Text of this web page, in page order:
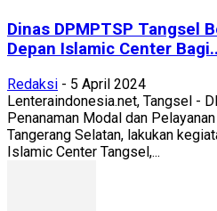
Dinas DPMPTSP Tangsel
Depan Islamic Center
Redaksi - 5 April 2024
Lenteraindonesia.net, Tangsel -
Penanaman Modal dan
Tangerang Selatan, lakukan
Islamic Center Tangsel,...